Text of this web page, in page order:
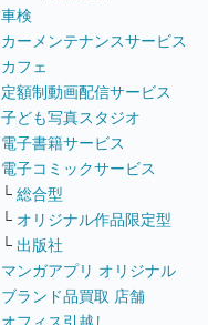
車検
カーメンテナンスサービス
カフェ
定額制動画配信サービス
子ども写真スタジオ
電子書籍サービス
電子コミックサービス
└ 総合型
└ オリジナル作品限定型
└ 出版社
マンガアプリ オリジナル
ブランド品買取 店舗